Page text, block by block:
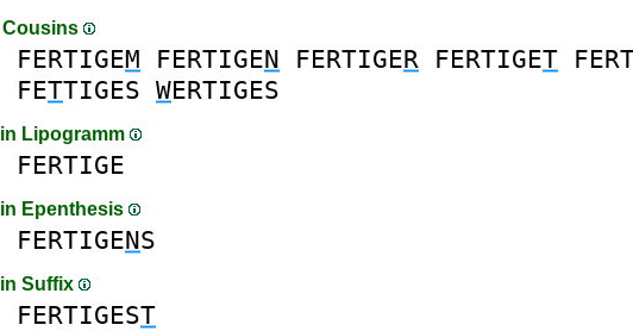
Cousins
FERTIGEM FERTIGEN FERTIGER FERTIGET
FETTIGES WERTIGES
Lipogramm
FERTIGE
Epenthesis
FERTIGENS
Suffix
FERTIGEST